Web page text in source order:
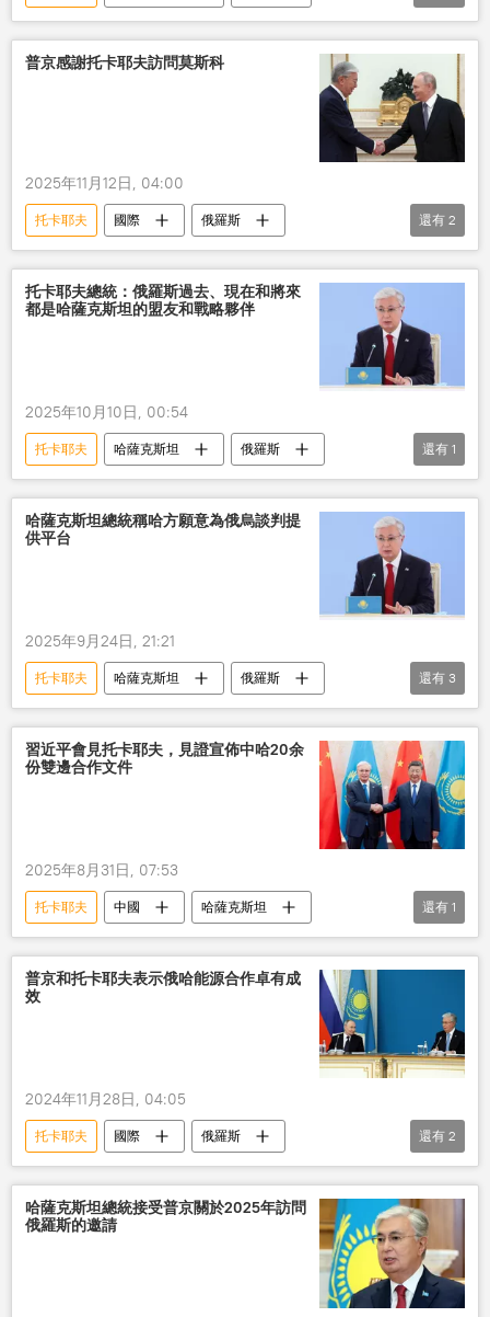
夥伴關係
普京感謝托卡耶夫訪問莫斯科
2025年11月12日, 04:00
托卡耶夫 國際
俄羅斯
哈薩克斯坦
普京 訪問
還有 2
托卡耶夫總統：俄羅斯過去、現在和將來
都是哈薩克斯坦的盟友和戰略夥伴
2025年10月10日, 00:54
托卡耶夫 哈薩克斯坦
俄羅斯
戰略夥伴
還有 1
哈薩克斯坦總統稱哈方願意為俄烏談判提
供平台
2025年9月24日, 21:21
托卡耶夫 哈薩克斯坦
俄羅斯
烏克蘭
談判 平台
還有 3
習近平會見托卡耶夫，見證宣佈中哈20余
份雙邊合作文件
2025年8月31日, 07:53
托卡耶夫 中國
哈薩克斯坦
習近平
會見
還有 1
普京和托卡耶夫表示俄哈能源合作卓有成
效
2024年11月28日, 04:05
托卡耶夫 國際
俄羅斯
哈薩克斯坦
普京 能源合作
還有 2
哈薩克斯坦總統接受普京關於2025年訪問
俄羅斯的邀請